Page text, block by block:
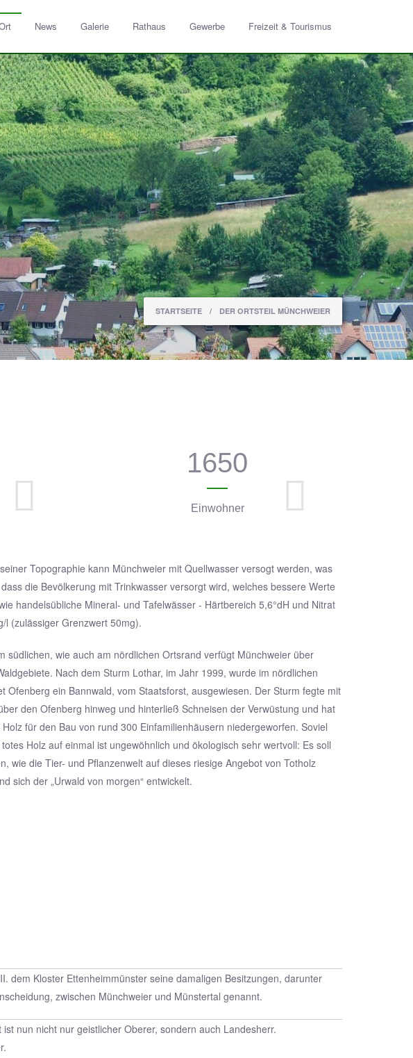
News Galerie Rathaus Gewerbe Freizeit & Tourismus
STARTSEITE / DER ORTSTEIL MÜNCHWEIER
1650
Einwohner
Topographie kann Münchweier mit Quellwasser versogt werden, was
die Bevölkerung mit Trinkwasser versorgt wird, welches bessere Werte
handelsübliche Mineral- und Tafelwässer - Härtbereich 5,6°dH und Nitrat
l (zulässiger Grenzwert 50mg).
südlichen, wie auch am nördlichen Ortsrand verfügt Münchweier über
Nach dem Sturm Lothar, im Jahr 1999, wurde im nördlichen
Ofenberg ein Bannwald, vom Staatsforst, ausgewiesen. Der Sturm fegte mit
den Ofenberg hinweg und hinterließ Schneisen der Verwüstung und hat
für den Bau von rund 300 Einfamilienhäusern niedergeworfen. Soviel
Holz auf einmal ist ungewöhnlich und ökologisch sehr wertvoll: Es soll
wie die Tier- und Pflanzenwelt auf dieses riesige Angebot von Totholz
sich der „Urwald von morgen“ entwickelt.
dem Kloster Ettenheimmünster seine damaligen Besitzungen, darunter
zwischen Münchweier und Münstertal genannt.
nun nicht nur geistlicher Oberer, sondern auch Landesherr.